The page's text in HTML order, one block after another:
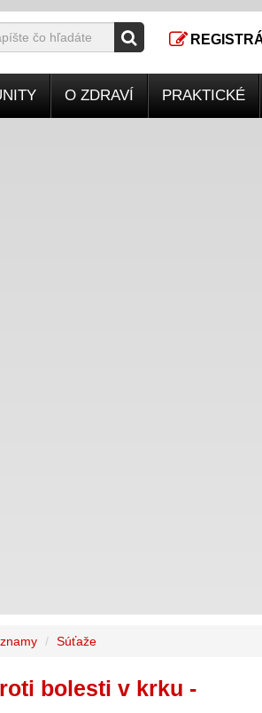
O ZDRAVÍ PRAKTICKÉ
Súťaže
bolesti v krku -